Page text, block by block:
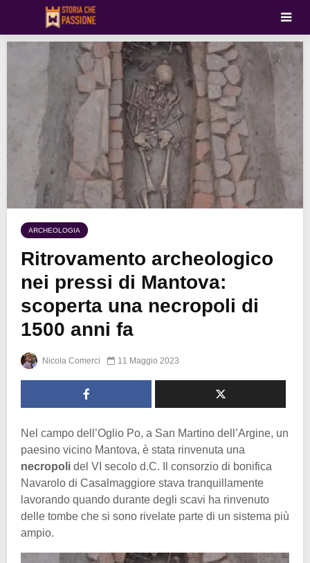
ARCHEOLOGIA
Ritrovamento archeologico
nei pressi di Mantova:
scoperta una necropoli di
1500 anni fa
Nicola Comerci 11 Maggio 2023
Nel campo dell’Oglio Po, a San Martino dell’Argine, un
paesino vicino Mantova, è stata rinvenuta una
necropoli del VI secolo d.C. Il consorzio di bonifica
Navarolo di Casalmaggiore stava tranquillamente
lavorando quando durante degli scavi ha rinvenuto
delle tombe che si sono rivelate parte di un sistema più
ampio.